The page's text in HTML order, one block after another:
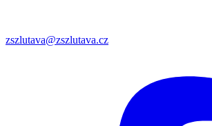
zszlutava@zszlutava.cz